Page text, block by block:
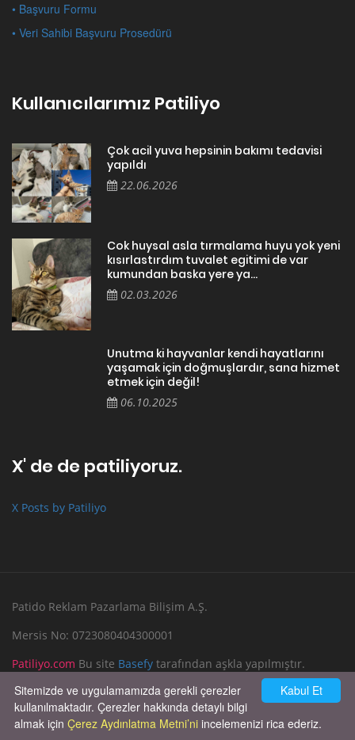
• Başvuru Formu
• Veri Sahibi Başvuru Prosedürü
Kullanıcılarımız Patiliyo
Çok acil yuva hepsinin bakımı tedavisi
yapıldı
22.06.2026
Cok huysal asla tırmalama huyu yok yeni
kısırlastırdım tuvalet egitimi de var
kumundan baska yere ya...
02.03.2026
Unutma ki hayvanlar kendi hayatlarını
yaşamak için doğmuşlardır, sana hizmet
etmek için değil!
06.10.2025
X' de de patiliyoruz.
X Posts by Patiliyo
Patido Reklam Pazarlama Bilişim A.Ş.
Mersis No: 0723080404300001
Patiliyo.com Bu site Basefy tarafından aşkla yapılmıştır.
Reklam Verin
Bize Yazın
Kabul Et
Sitemizde ve uygulamamızda gerekli çerezler
kullanılmaktadır. Çerezler hakkında detaylı bilgi
almak için Çerez Aydınlatma Metni’ni incelemenizi rica ederiz.